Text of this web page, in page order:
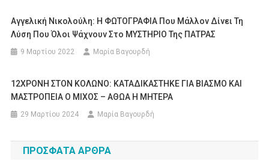
Αγγελική Νικολούλη: Η ΦΩΤΟΓΡΑΦΙΑ Που Μάλλον Δίνει Τη
Λύση Που Όλοι Ψάχνουν Στο ΜΥΣΤΗΡΙΟ Της ΠΑΤΡΑΣ
9 Μαρτίου 2022 Μαρία Βαγουρδή
12ΧΡΟΝΗ ΣΤΟΝ ΚΟΛΩΝΟ: ΚΑΤΑΔΙΚΑΣΤΗΚΕ ΓΙΑ ΒΙΑΣΜΟ ΚΑΙ
ΜΑΣΤΡΟΠΕΙΑ Ο ΜΙΧΟΣ – ΑΘΩΑ Η ΜΗΤΕΡΑ
29 Μαρτίου 2024 Μαρία Βαγουρδή
ΠΡΌΣΦΑΤΑ ΆΡΘΡΑ